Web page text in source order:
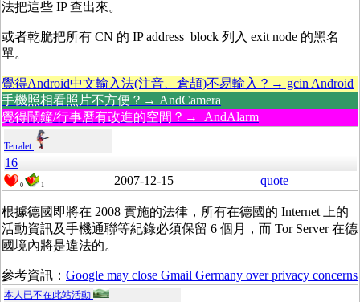
法把這些 IP 查出來。
或者乾脆把所有 CN 的 IP address block 列入 exit node 的黑名
單。
覺得Android中文輸入法(注音、倉頡)不易輸入？→ gcin Android
手機照相看照片不方便？→ AndCamera
覺得鬧鐘/行事曆有改進的空間？→ AndAlarm
Tetralet
16
0 1 2007-12-15 quote
根據德國即將在 2008 實施的法律，所有在德國的 Internet 上的
活動資訊及手機通聯等紀錄必須保留 6 個月，而 Tor Server 在德
國境內將是違法的。
參考資訊： Google may close Gmail Germany over privacy concerns
本人已不在此站活動